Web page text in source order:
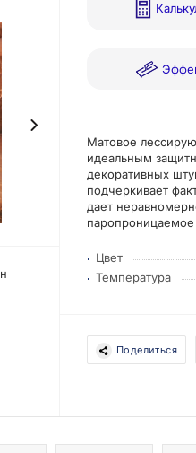
Матовое
идеальным
декоративных
подчеркивает
дает
Цвет
Температура
Поделиться